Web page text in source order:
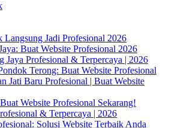
Langsung Jadi Profesional 2026
Buat Website Profesional 2026
Jaya Profesional & Terpercaya | 2026
Terong: Buat Website Profesional
Jati Baru Profesional | Buat Website
Website Profesional Sekarang!
& Terpercaya | 2026
Solusi Website Terbaik Anda